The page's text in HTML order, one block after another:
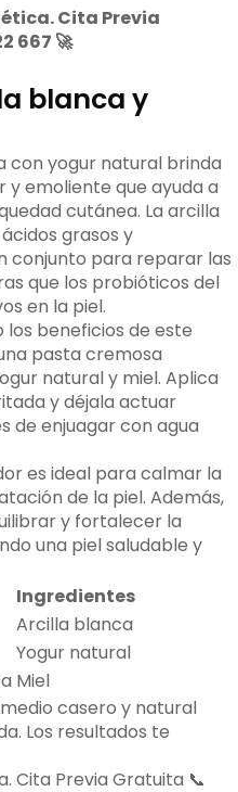
Cita Previa
667 🚀
blanca y
con yogur natural brinda
emoliente que ayuda a
cutánea. La arcilla
grasos y
conjunto para reparar las
que los probióticos del
en la piel.
beneficios de este
pasta cremosa
natural y miel. Aplica
y déjala actuar
de enjuagar con agua
es ideal para calmar la
de la piel. Además,
y fortalecer la
una piel saludable y
Ingredientes
Arcilla blanca
Yogur natural
Miel
casero y natural
Los resultados te
Cita Previa Gratuita 📞